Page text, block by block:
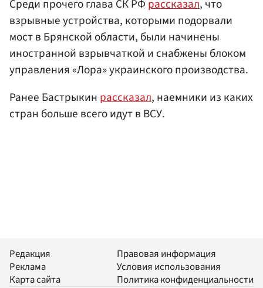
Среди прочего глава СК РФрассказал, что
взрывные устройства, которыми подорвали
мост в Брянской области, были начинены
иностранной взрывчаткой и снабжены блоком
управления «Лора» украинского производства.
Ранее Бастрыкин рассказал, наемники из каких
стран больше всего идут в ВСУ.
Редакция
Реклама
Карта сайта
Правовая информация
Условия использования
Политика конфиденциальности